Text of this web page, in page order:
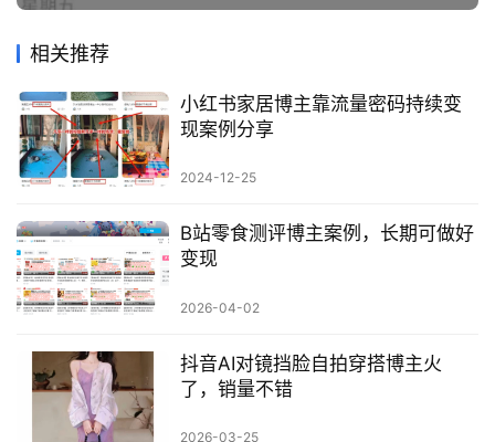
相关推荐
小红书家居博主靠流量密码持续变
现案例分享
2024-12-25
B站零食测评博主案例，长期可做好
变现
2026-04-02
抖音AI对镜挡脸自拍穿搭博主火
了，销量不错
2026-03-25